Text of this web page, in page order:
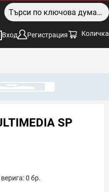
Вход Регистрация Количка
SP
0 бр.